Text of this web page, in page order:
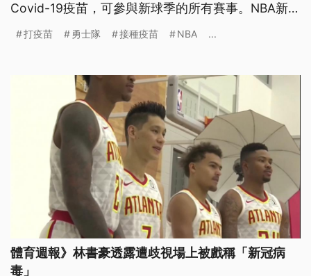
Covid-19疫苗，可參與新球季的所有賽事。NBA新球
部分拒打疫苗的球員恐面臨無球可打的困境。勇士隊
訪問時就表示，除非被迫接種疫苗，否則不會接
打疫苗 勇士隊 接種疫苗 NBA ...
體育週報》林書豪透露遭歧視場上被戲稱「新冠病
毒」